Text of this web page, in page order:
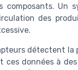
Un
des
détectent la
données à